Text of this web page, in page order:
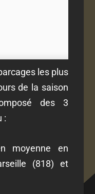
les plus
de la saison
des 3
:
moyenne en
(818) et